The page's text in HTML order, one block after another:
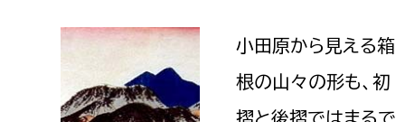
小田原から見える箱
根の山々の形も、初
摺と後摺ではまるで